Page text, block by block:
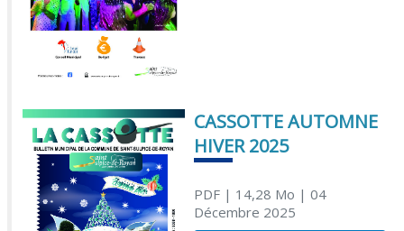
CASSOTTE AUTOMNE
HIVER 2025
PDF| 14,28 Mo | 04
Décembre 2025